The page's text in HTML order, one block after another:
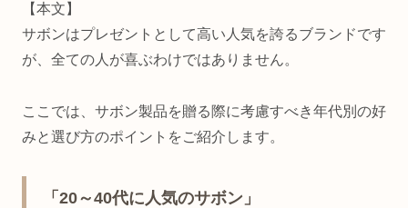
【本文】
サボンはプレゼントとして高い人気を誇るブランドです
が、全ての人が喜ぶわけではありません。
ここでは、サボン製品を贈る際に考慮すべき年代別の好
みと選び方のポイントをご紹介します。
「20～40代に人気のサボン」